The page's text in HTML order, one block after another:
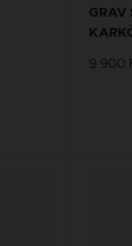
GRAV
9 900